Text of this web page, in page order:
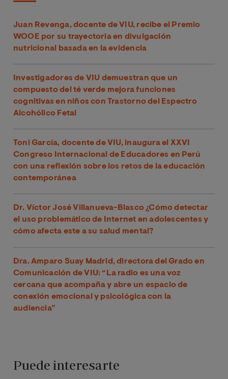
Juan Revenga, docente de VIU, recibe el Premio
WOOE por su trayectoria en divulgación
nutricional basada en la evidencia
Investigadores de VIU demuestran que un
compuesto del té verde mejora funciones
cognitivas en niños con Trastorno del Espectro
Alcohólico Fetal
Toni García, docente de VIU, inaugura el XXVI
Congreso Internacional de Educadores en Perú
con una reflexión sobre los retos de la educación
contemporánea
Dr. Víctor José Villanueva-Blasco ¿Cómo detectar
el uso problemático de Internet en adolescentes y
cómo afecta este a su salud mental?
Dra. Amparo Suay Madrid, directora del Grado en
Comunicación de VIU: “La radio es una voz
cercana que acompaña y abre un espacio de
conexión emocional y psicológica con la
audiencia”
Puede interesarte